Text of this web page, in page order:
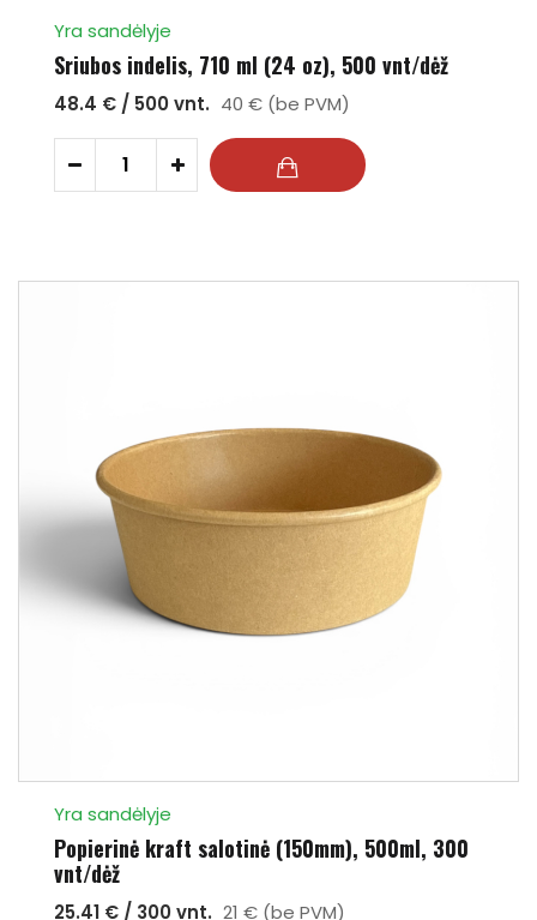
Yra sandėlyje
Sriubos indelis, 710 ml (24 oz), 500 vnt/dėž
48.4 € / 500 vnt. 40 € (be PVM)
- +
Yra sandėlyje
Popierinė kraft salotinė (150mm), 500ml, 300
vnt/dėž
25.41 € / 300 vnt. 21 € (be PVM)